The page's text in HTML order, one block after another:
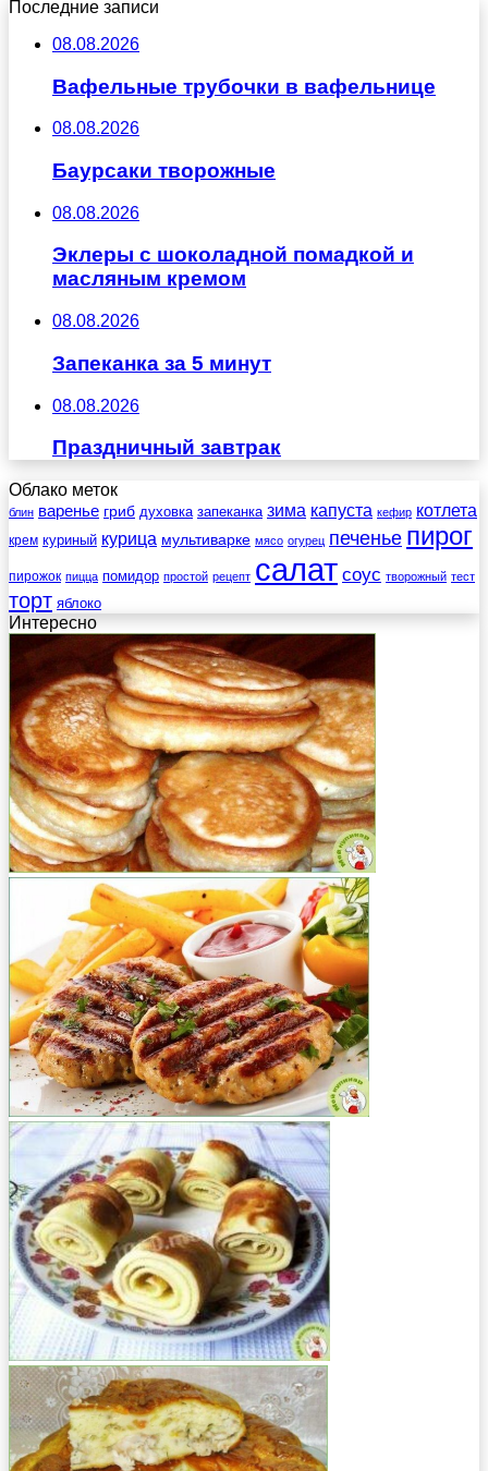
Последние записи
08.08.2026
Вафельные трубочки в вафельнице
08.08.2026
Баурсаки творожные
08.08.2026
Эклеры с шоколадной помадкой и
масляным кремом
08.08.2026
Запеканка за 5 минут
08.08.2026
Праздничный завтрак
Облако меток
блин варенье гриб духовка запеканка зима капуста кефир котлета
крем куриный курица мультиварке мясо огурец печенье пирог
пирожок пицца помидор простой рецепт салат соус творожный тест
торт яблоко
Интересно